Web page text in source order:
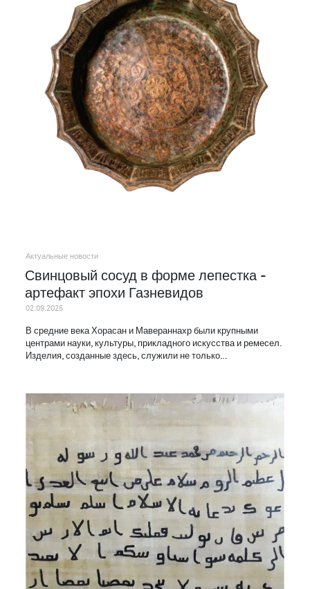
Актуальные новости
Свинцовый сосуд в форме лепестка -
артефакт эпохи Газневидов
02.09.2025
В средние века Хорасан и Мавераннахр были крупными
центрами науки, культуры, прикладного искусства и ремесел.
Изделия, созданные здесь, служили не только…